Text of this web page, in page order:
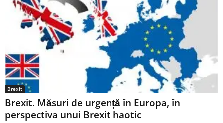
Brexit
Brexit. Măsuri de urgență în Europa, în
perspectiva unui Brexit haotic